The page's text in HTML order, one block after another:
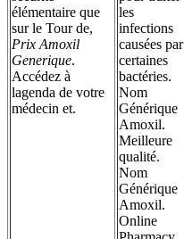
élémentaire que
sur le Tour de,
Prix Amoxil
Generique.
Accédez à
lagenda de votre
médecin et.
les
infections
causées par
certaines
bactéries.
Nom
Générique
Amoxil.
Meilleure
qualité.
Nom
Générique
Amoxil.
Online